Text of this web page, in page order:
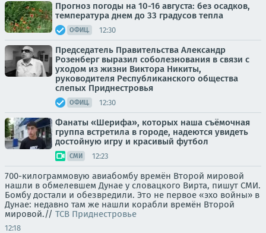
Прогноз погоды на 10-16 августа: без осадков,
температура днем до 33 градусов тепла
ОФИЦ. 12:30
Председатель Правительства Александр
Розенберг выразил соболезнования в связи с
уходом из жизни Виктора Никиты,
руководителя Республиканского общества
слепых Приднестровья
ОФИЦ. 12:30
Фанаты «Шерифа», которых наша съёмочная
группа встретила в городе, надеются увидеть
достойную игру и красивый футбол
СМИ 12:23
700-килограммовую авиабомбу времён Второй мировой
нашли в обмелевшем Дунае у словацкого Вирта, пишут СМИ.
Бомбу достали и обезвредили. Это не первое «эхо войны» в
Дунае: недавно там же нашли корабли времён Второй
мировой.// ТСВ Приднестровье
12:18